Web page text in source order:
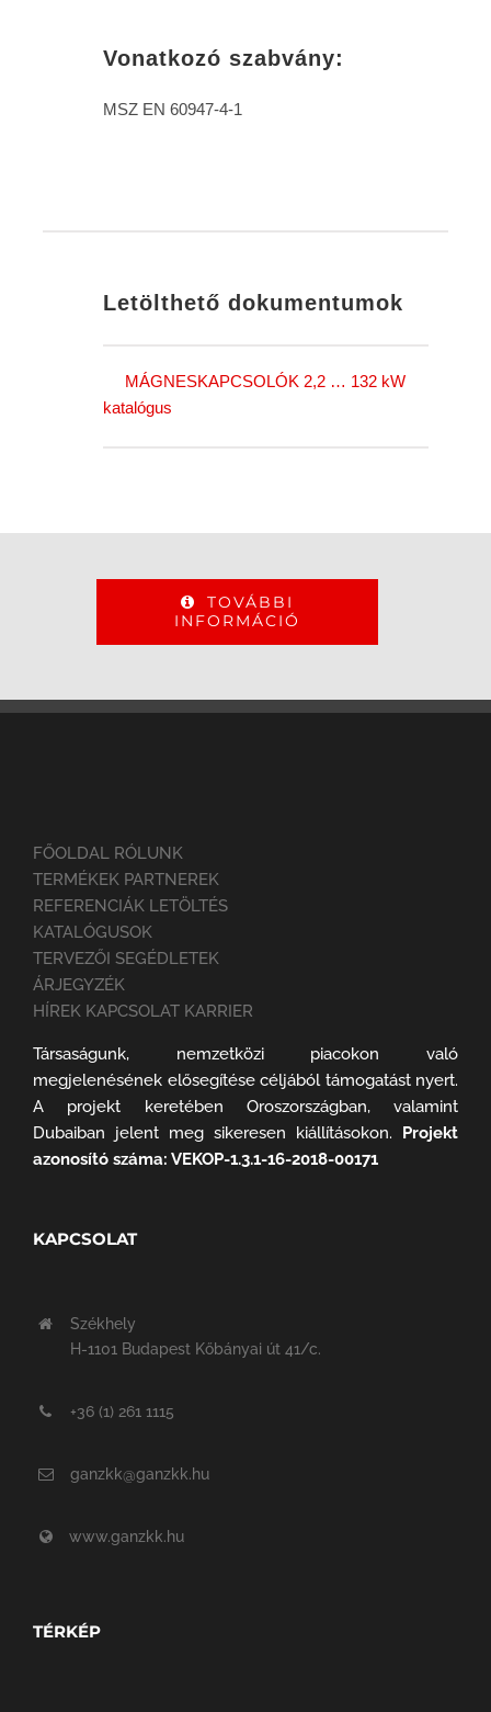
Vonatkozó szabvány:
MSZ EN 60947-4-1
Letölthető dokumentumok
MÁGNESKAPCSOLÓK 2,2 … 132 kW
katalógus
TOVÁBBI
INFORMÁCIÓ
FŐOLDAL RÓLUNK
TERMÉKEK PARTNEREK
REFERENCIÁK LETÖLTÉS
KATALÓGUSOK
TERVEZŐI SEGÉDLETEK
ÁRJEGYZÉK
HÍREK KAPCSOLAT KARRIER
Társaságunk, nemzetközi piacokon való
megjelenésének elősegítése céljából támogatást nyert.
A projekt keretében Oroszországban, valamint
Dubaiban jelent meg sikeresen kiállításokon. Projekt
azonosító száma: VEKOP-1.3.1-16-2018-00171
KAPCSOLAT
Székhely
H-1101 Budapest Kőbányai út 41/c.
+36 (1) 261 1115
ganzkk@ganzkk.hu
www.ganzkk.hu
TÉRKÉP